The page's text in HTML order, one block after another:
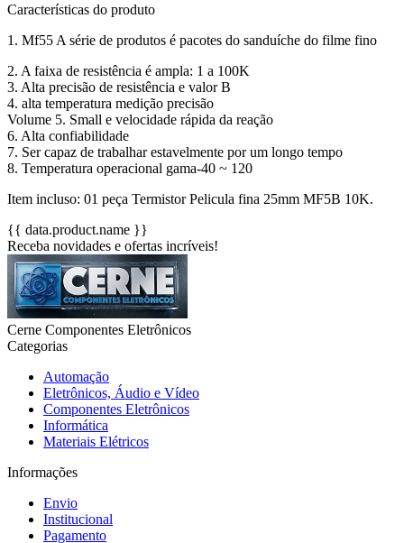
Características do produto
1. Mf55 A série de produtos é pacotes do sanduíche do filme fino
2. A faixa de resistência é ampla: 1 a 100K
3. Alta precisão de resistência e valor B
4. alta temperatura medição precisão
Volume 5. Small e velocidade rápida da reação
6. Alta confiabilidade
7. Ser capaz de trabalhar estavelmente por um longo tempo
8. Temperatura operacional gama-40 ~ 120
Item incluso: 01 peça Termistor Pelicula fina 25mm MF5B 10K.
{{ data.product.name }}
Receba novidades e ofertas incríveis!
Cerne Componentes Eletrônicos
Categorias
Automação
Eletrônicos, Áudio e Vídeo
Componentes Eletrônicos
Informática
Materiais Elétricos
Informações
Envio
Institucional
Pagamento